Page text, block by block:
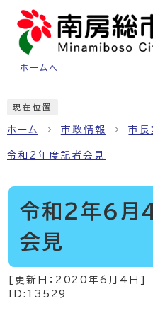
ページの先頭です
ホームへ
現在位置
ホーム 市政情報 市長
令和2年度記者会見
令和2年6月
会見
[更新日： 2020年6月4日
ID:13529